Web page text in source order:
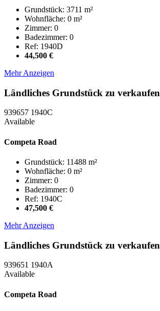
Grundstück: 3711 m²
Wohnfläche: 0 m²
Zimmer: 0
Badezimmer: 0
Ref: 1940D
44,500 €
Mehr Anzeigen
Ländliches Grundstück zu verkaufen
939657 1940C
Available
Competa Road
Grundstück: 11488 m²
Wohnfläche: 0 m²
Zimmer: 0
Badezimmer: 0
Ref: 1940C
47,500 €
Mehr Anzeigen
Ländliches Grundstück zu verkaufen
939651 1940A
Available
Competa Road